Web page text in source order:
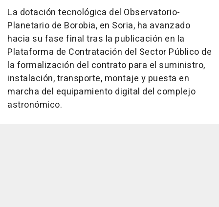
La dotación tecnológica del Observatorio-
Planetario de Borobia, en Soria, ha avanzado
hacia su fase final tras la publicación en la
Plataforma de Contratación del Sector Público de
la formalización del contrato para el suministro,
instalación, transporte, montaje y puesta en
marcha del equipamiento digital del complejo
astronómico.